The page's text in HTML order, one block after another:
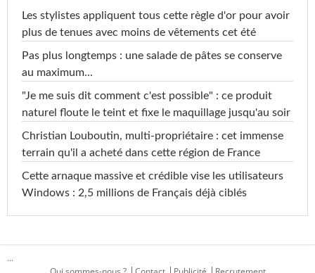
Les stylistes appliquent tous cette règle d'or pour avoir
plus de tenues avec moins de vêtements cet été
Pas plus longtemps : une salade de pâtes se conserve
au maximum...
"Je me suis dit comment c'est possible" : ce produit
naturel floute le teint et fixe le maquillage jusqu'au soir
Christian Louboutin, multi-propriétaire : cet immense
terrain qu'il a acheté dans cette région de France
Cette arnaque massive et crédible vise les utilisateurs
Windows : 2,5 millions de Français déjà ciblés
...